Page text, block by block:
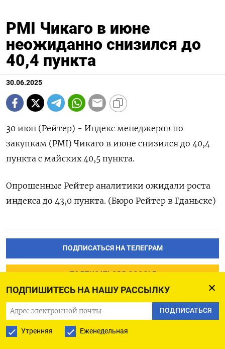
ПОДПИШИТЕСЬ НА НАШУ РАССЫЛКУ
ПОДПИСАТЬСЯ
Утренняя Еженедельная
PMI Чикаго в июне
неожиданно снизился до
40,4 пункта
30.06.2025
30 июн (Рейтер) - Индекс менеджеров по
закупкам (PMI) Чикаго в июне снизился до 40,4
пункта с майских 40,5 пункта.
Опрошенные Рейтер аналитики ожидали роста
индекса до 43,0 пункта. (Бюро Рейтер в Гданьске)
ПОДПИСАТЬСЯ НА ТЕЛЕГРАМ
ПОДПИСАТЬСЯ В GOOGLE